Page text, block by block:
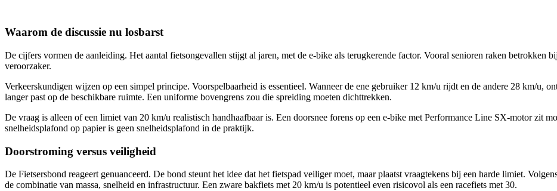
Waarom de discussie nu losbarst
De cijfers vormen de aanleiding. Het aantal fietsongevallen stijgt al jaren, met de e-bike als terugkerende factor. Vooral senioren raken betrokken
veroorzaker.
Verkeerskundigen wijzen op een simpel principe. Voorspelbaarheid is essentieel. Wanneer de ene gebruiker 12 km/u rijdt en de andere 28 km/u,
langer past op de beschikbare ruimte. Een uniforme bovengrens zou die spreiding moeten dichttrekken.
De vraag is alleen of een limiet van 20 km/u realistisch handhaafbaar is. Een doorsnee forens op een e-bike met Performance Line SX-motor zit
snelheidsplafond op papier is geen snelheidsplafond in de praktijk.
Doorstroming versus veiligheid
De Fietsersbond reageert genuanceerd. De bond steunt het idee dat het fietspad veiliger moet, maar plaatst vraagtekens bij een harde limiet.
de combinatie van massa, snelheid en infrastructuur. Een zware bakfiets met 20 km/u is potentieel even risicovol als een racefiets met 30.